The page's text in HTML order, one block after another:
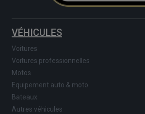
VÉHICULES
Voitures
Voitures professionnelles
Motos
Equipement auto & moto
Bateaux
Autres véhicules